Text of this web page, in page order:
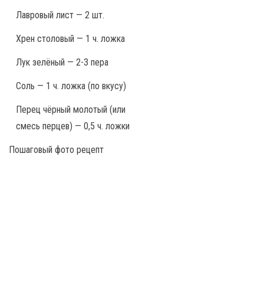
Лавровый лист — 2 шт.
Хрен столовый — 1 ч. ложка
Лук зелёный — 2-3 пера
Соль — 1 ч. ложка (по вкусу)
Перец чёрный молотый (или
смесь перцев) — 0,5 ч. ложки
Пошаговый фото рецепт